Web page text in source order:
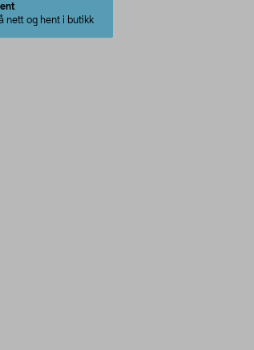
nett og hent i butikk